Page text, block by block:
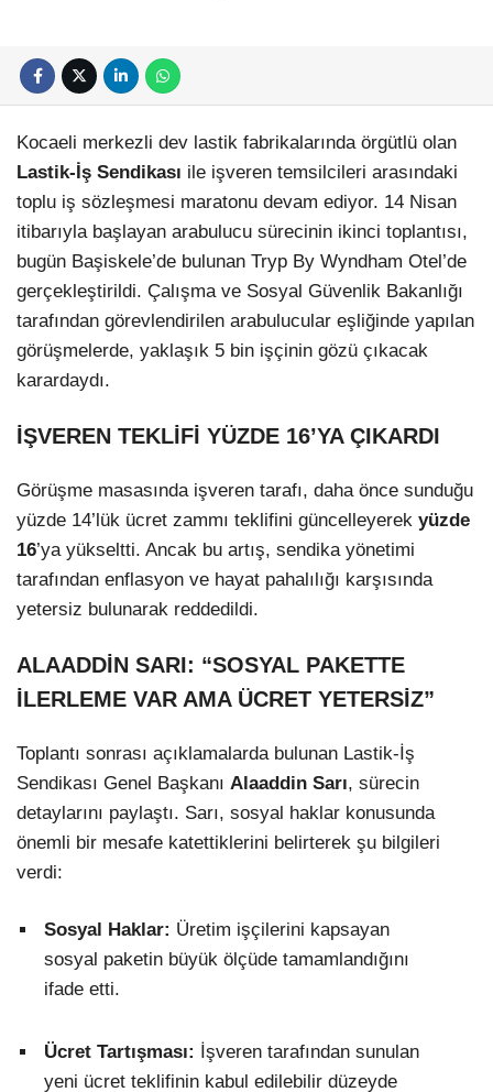
Kocaeli merkezli dev lastik fabrikalarında örgütlü olan
Lastik-İş Sendikası ile işveren temsilcileri arasındaki
toplu iş sözleşmesi maratonu devam ediyor. 14 Nisan
itibarıyla başlayan arabulucu sürecinin ikinci toplantısı,
bugün Başiskele’de bulunan Tryp By Wyndham Otel’de
gerçekleştirildi. Çalışma ve Sosyal Güvenlik Bakanlığı
tarafından görevlendirilen arabulucular eşliğinde yapılan
görüşmelerde, yaklaşık 5 bin işçinin gözü çıkacak
karardaydı.
İŞVEREN TEKLİFİ YÜZDE 16’YA ÇIKARDI
Görüşme masasında işveren tarafı, daha önce sunduğu
yüzde 14’lük ücret zammı teklifini güncelleyerek yüzde
16’ya yükseltti. Ancak bu artış, sendika yönetimi
tarafından enflasyon ve hayat pahalılığı karşısında
yetersiz bulunarak reddedildi.
ALAADDİN SARI: “SOSYAL PAKETTE
İLERLEME VAR AMA ÜCRET YETERSİZ”
Toplantı sonrası açıklamalarda bulunan Lastik-İş
Sendikası Genel Başkanı Alaaddin Sarı, sürecin
detaylarını paylaştı. Sarı, sosyal haklar konusunda
önemli bir mesafe katettiklerini belirterek şu bilgileri
verdi:
Sosyal Haklar: Üretim işçilerini kapsayan
sosyal paketin büyük ölçüde tamamlandığını
ifade etti.
Ücret Tartışması:
İşveren tarafından sunulan
yeni ücret teklifinin kabul edilebilir düzeyde